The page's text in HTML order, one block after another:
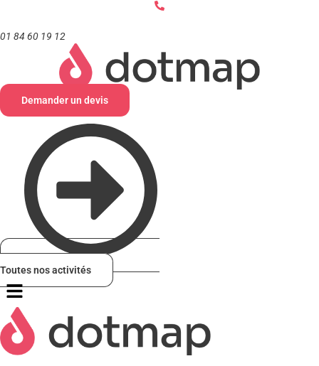
contenu
01 84 60 19 12
Demander un devis
Toutes nos activités